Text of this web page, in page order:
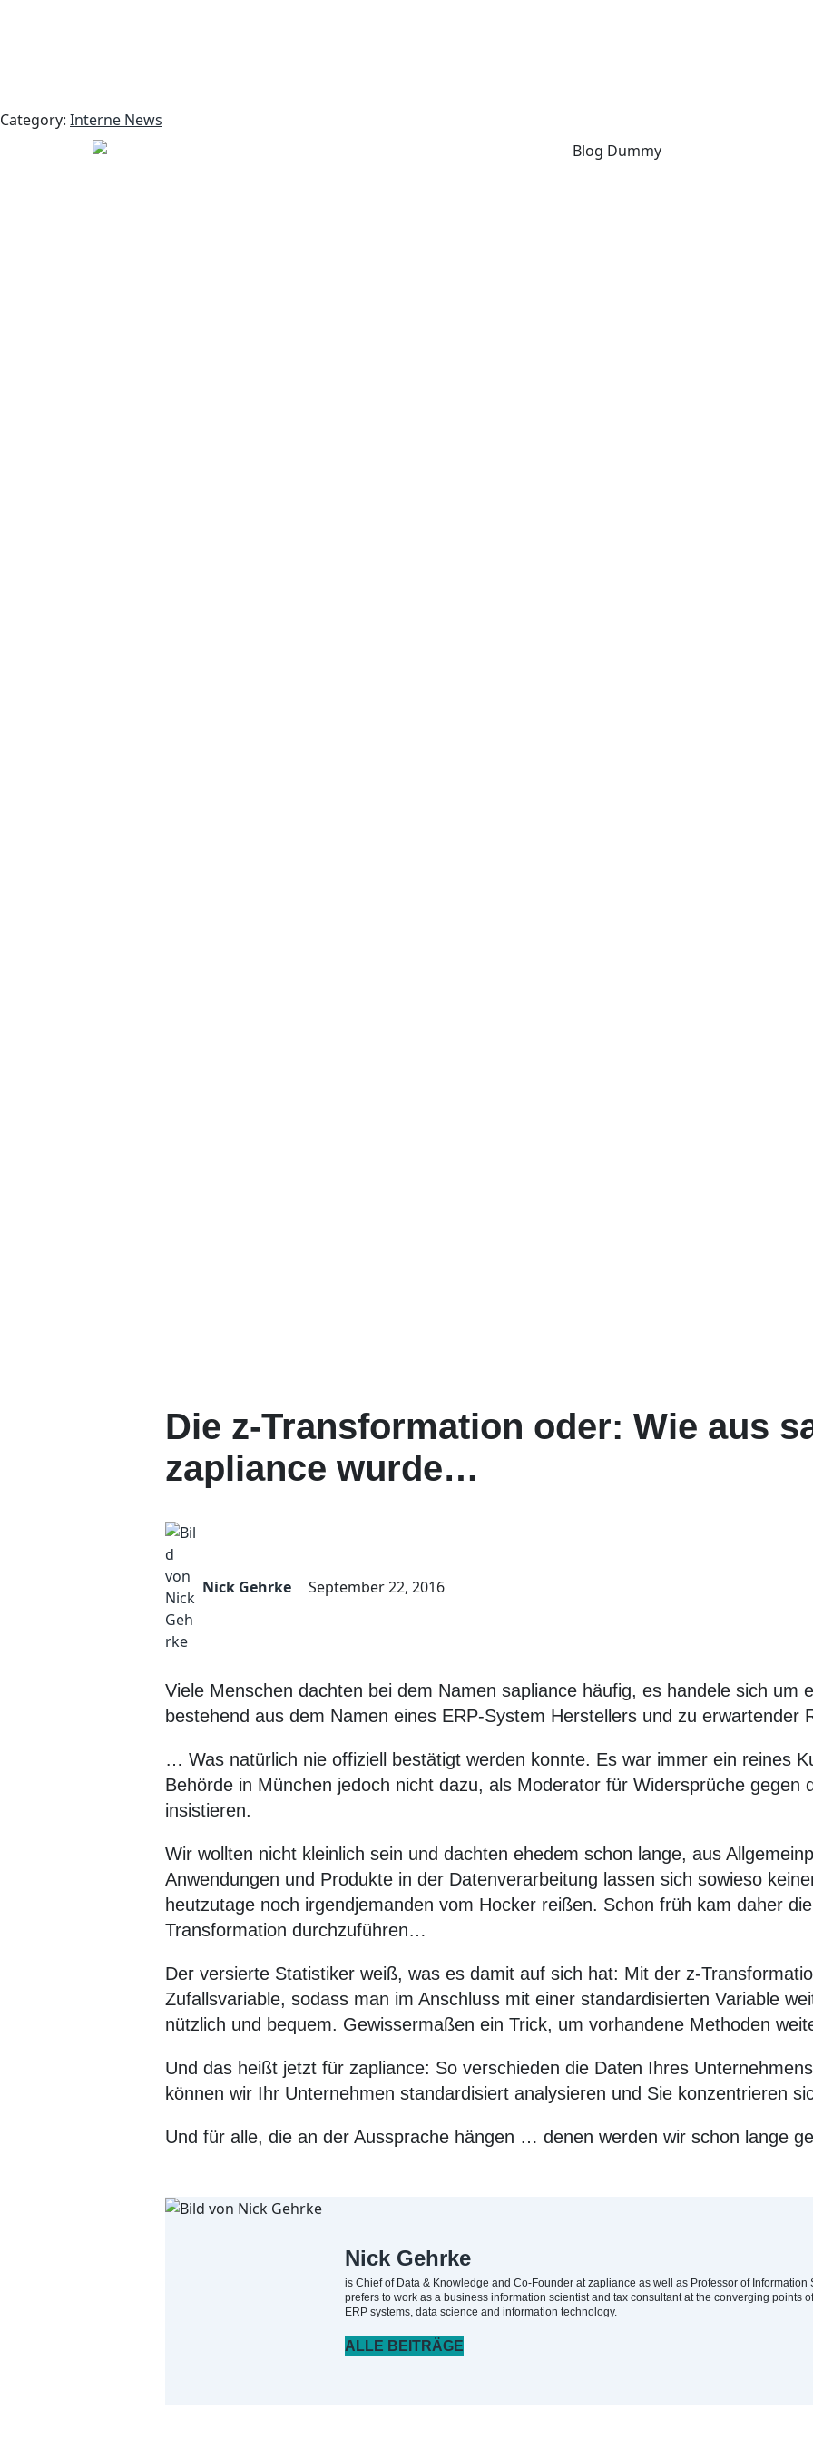
Category: Interne News
Die z-Transformation oder: Wie aus
zapliance wurde…
Nick Gehrke September 22, 2016
Viele Menschen dachten bei dem Namen sapliance häufig, es handele sich um
bestehend aus dem Namen eines ERP-System Herstellers und zu erwartender
… Was natürlich nie offiziell bestätigt werden konnte. Es war immer ein reines
Behörde in München jedoch nicht dazu, als Moderator für Widersprüche gegen
insistieren.
Wir wollten nicht kleinlich sein und dachten ehedem schon lange, aus
Anwendungen und Produkte in der Datenverarbeitung lassen sich sowieso
heutzutage noch irgendjemanden vom Hocker reißen. Schon früh kam daher
Transformation durchzuführen…
Der versierte Statistiker weiß, was es damit auf sich hat: Mit der z-
Zufallsvariable, sodass man im Anschluss mit einer standardisierten Variable
nützlich und bequem. Gewissermaßen ein Trick, um vorhandene Methoden
Und das heißt jetzt für zapliance: So verschieden die Daten Ihres
können wir Ihr Unternehmen standardisiert analysieren und Sie konzentrieren
Und für alle, die an der Aussprache hängen … denen werden wir schon lange
Nick Gehrke
is Chief of Data & Knowledge and Co-Founder at zapliance as well as Professor of Information
prefers to work as a business information scientist and tax consultant at the converging points
ERP systems, data science and information technology.
ALLE BEITRÄGE